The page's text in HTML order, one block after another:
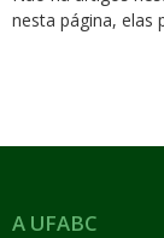
nesta página, elas
A UFABC